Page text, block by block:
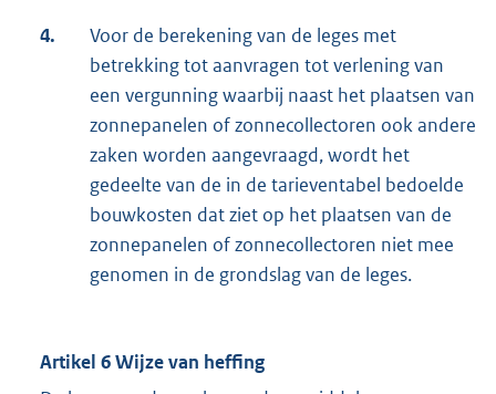
4.
Voor de berekening van de leges met
betrekking tot aanvragen tot verlening van
een vergunning waarbij naast het plaatsen van
zonnepanelen of zonnecollectoren ook andere
zaken worden aangevraagd, wordt het
gedeelte van de in de tarieventabel bedoelde
bouwkosten dat ziet op het plaatsen van de
zonnepanelen of zonnecollectoren niet mee
genomen in de grondslag van de leges.
Artikel 6 Wijze van heffing